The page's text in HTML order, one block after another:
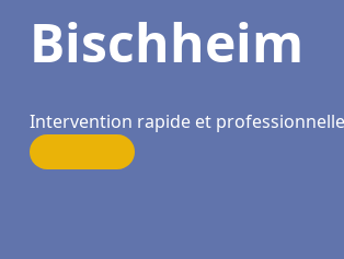
Bischheim
Intervention rapide et